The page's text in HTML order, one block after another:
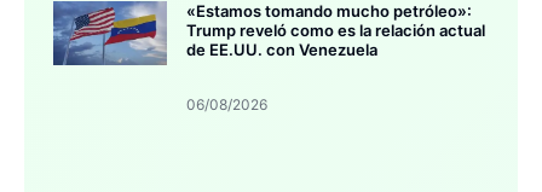
«Estamos tomando mucho petróleo»:
Trump reveló como es la relación actual
de EE.UU. con Venezuela
06/08/2026